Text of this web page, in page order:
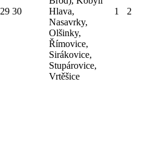
29 30
Hlava,
Nasavrky,
Olšinky,
Římovice,
Sirákovice,
Stupárovice,
Vrtěšice
1 2